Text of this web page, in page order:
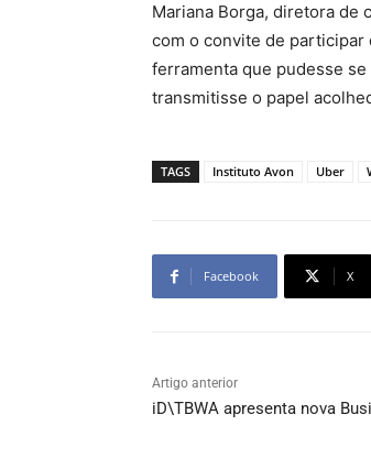
Mariana Borga, diretora de
com o convite de participar
ferramenta que pudesse
transmitisse o papel
TAGS Instituto Avon Uber
Facebook X
Artigo anterior
iD\TBWA apresenta nova